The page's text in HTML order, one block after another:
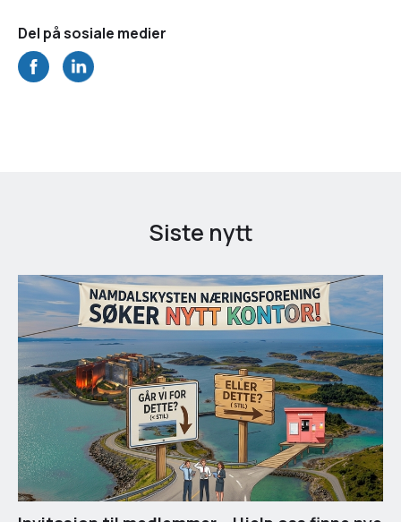
Del på sosiale medier
Siste nytt